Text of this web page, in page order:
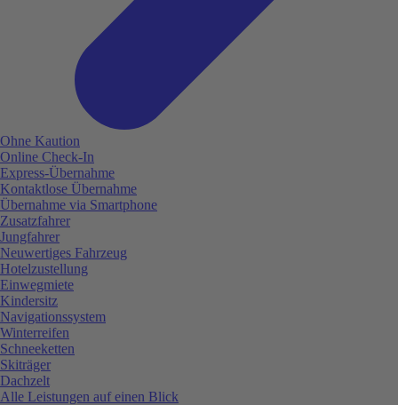
Ohne Kaution
Online Check-In
Express-Übernahme
Kontaktlose Übernahme
Übernahme via Smartphone
Zusatzfahrer
Jungfahrer
Neuwertiges Fahrzeug
Hotelzustellung
Einwegmiete
Kindersitz
Navigationssystem
Winterreifen
Schneeketten
Skiträger
Dachzelt
Alle Leistungen auf einen Blick